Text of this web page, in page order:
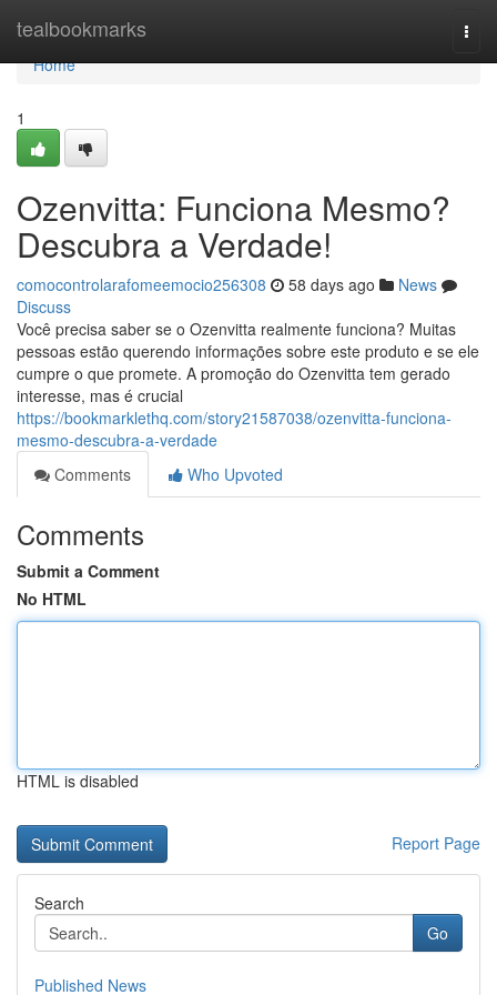
tealbookmarks
Home
Home
1
Ozenvitta: Funciona Mesmo?
Descubra a Verdade!
comocontrolarafomeemocio256308 58 days ago
News
Discuss
Você precisa saber se o Ozenvitta realmente funciona? Muitas
pessoas estão querendo informações sobre este produto e se ele
cumpre o que promete. A promoção do Ozenvitta tem gerado
interesse, mas é crucial
https://bookmarklethq.com/story21587038/ozenvitta-funciona-
mesmo-descubra-a-verdade
Comments
Who Upvoted
Comments
Submit a Comment
No HTML
HTML is disabled
Report Page
Search
Go
Published News